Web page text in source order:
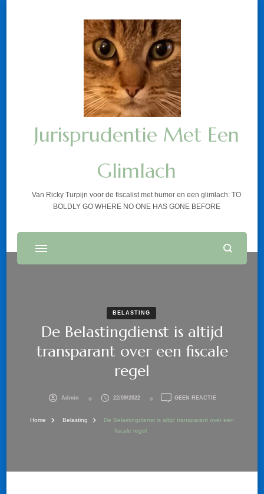
Jurisprudentie Met Een
Glimlach
Van Ricky Turpijn voor de fiscalist met humor en een glimlach: TO
BOLDLY GO WHERE NO ONE HAS GONE BEFORE
BELASTING
De Belastingdienst is altijd
transparant over een fiscale
regel
Admin 22/09/2022 GEEN REACTIEOP
IS
Home Belasting
De Belastingdienst is altijd transparant over een
fiscale regel